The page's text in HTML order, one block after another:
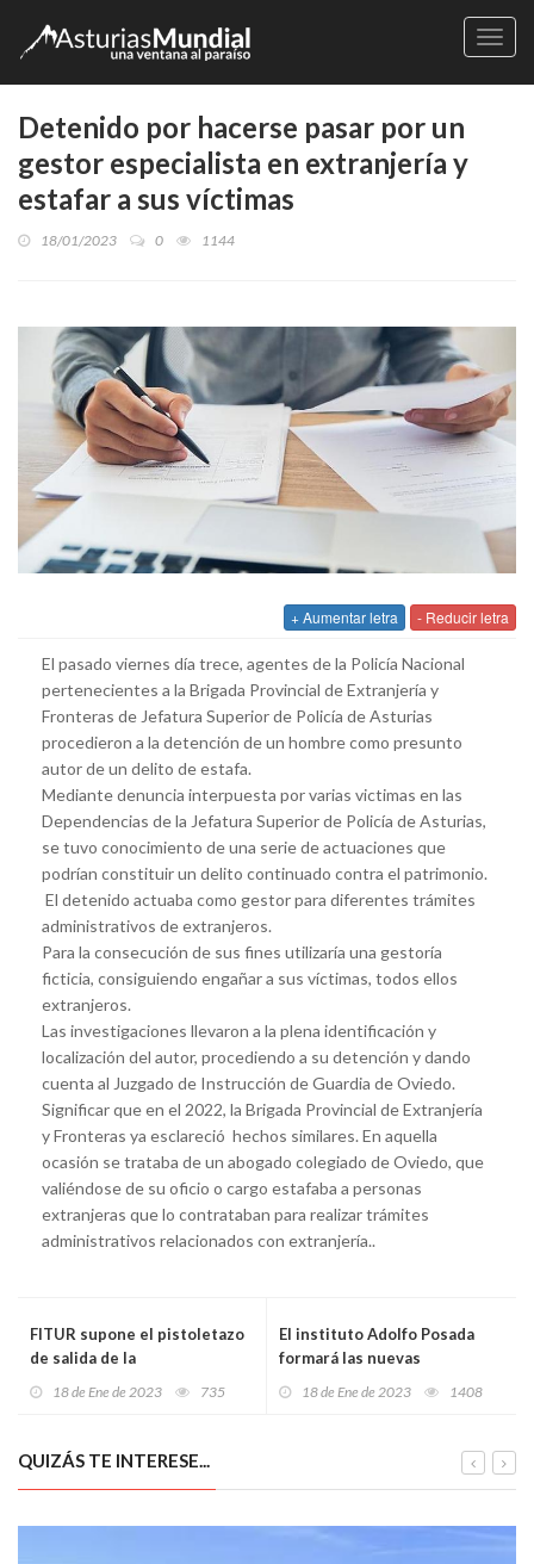
Detenido por hacerse pasar por un
gestor especialista en extranjería y
estafar a sus víctimas
18/01/2023 0 1144
+ Aumentar letra - Reducir letra
El pasado viernes día trece, agentes de la Policía Nacional
pertenecientes a la Brigada Provincial de Extranjería y
Fronteras de Jefatura Superior de Policía de Asturias
procedieron a la detención de un hombre como presunto
autor de un delito de estafa.
Mediante denuncia interpuesta por varias victimas en las
Dependencias de la Jefatura Superior de Policía de Asturias,
se tuvo conocimiento de una serie de actuaciones que
podrían constituir un delito continuado contra el patrimonio.
El detenido actuaba como gestor para diferentes trámites
administrativos de extranjeros.
Para la consecución de sus fines utilizaría una gestoría
ficticia, consiguiendo engañar a sus víctimas, todos ellos
extranjeros.
Las investigaciones llevaron a la plena identificación y
localización del autor, procediendo a su detención y dando
cuenta al Juzgado de Instrucción de Guardia de Oviedo.
Significar que en el 2022, la Brigada Provincial de Extranjería
y Fronteras ya esclareció hechos similares. En aquella
ocasión se trataba de un abogado colegiado de Oviedo, que
valiéndose de su oficio o cargo estafaba a personas
extranjeras que lo contrataban para realizar trámites
administrativos relacionados con extranjería..
FITUR supone el pistoletazo
de salida de la
18 de Ene de 2023 735
El instituto Adolfo Posada
formará las nuevas
18 de Ene de 2023 1408
QUIZÁS TE INTERESE...